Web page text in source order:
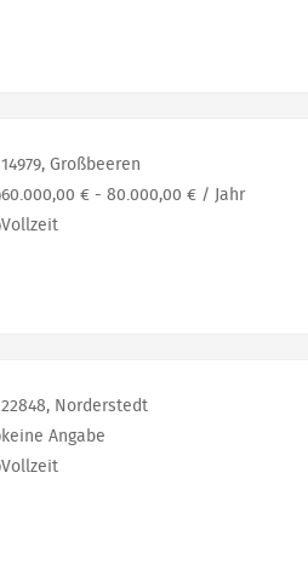
14979, Großbeeren
60.000,00 € - 80.000,00 € / Jahr
Vollzeit
22848, Norderstedt
keine Angabe
Vollzeit